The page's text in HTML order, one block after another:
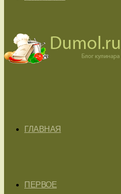
ГЛАВНАЯ
ПЕРВОЕ